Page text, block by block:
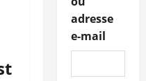
adresse
e-mail